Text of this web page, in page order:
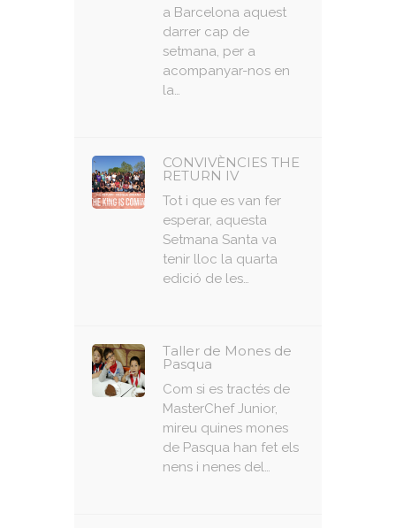
a Barcelona aquest
darrer cap de
setmana, per a
acompanyar-nos en
la…
CONVIVÈNCIES THE
RETURN IV
Tot i que es van fer
esperar, aquesta
Setmana Santa va
tenir lloc la quarta
edició de les…
Taller de Mones de
Pasqua
Com si es tractés de
MasterChef Junior,
mireu quines mones
de Pasqua han fet els
nens i nenes del…